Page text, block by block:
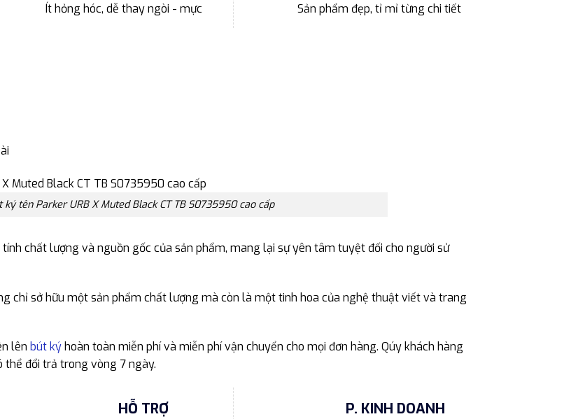
Ít hỏng hóc, dễ thay ngòi - mực Sản phẩm đẹp, tỉ mỉ từng chi tiết
ký tên Parker URB X Muted Black CT TB S0735950 cao cấp
chất lượng và nguồn gốc của sản phẩm, mang lại sự yên tâm tuyệt đối cho người sử
chỉ sở hữu một sản phẩm chất lượng mà còn là một tinh hoa của nghệ thuật viết và trang
lên bút kýhoàn toàn miễn phí và miễn phí vận chuyển cho mọi đơn hàng. Qúy khách hàng
thể đổi trả trong vòng 7 ngày.
HỖ TRỢ P. KINH DOANH